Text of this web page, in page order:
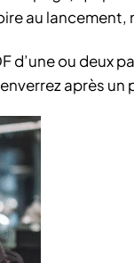
au
d’une ou deux
après